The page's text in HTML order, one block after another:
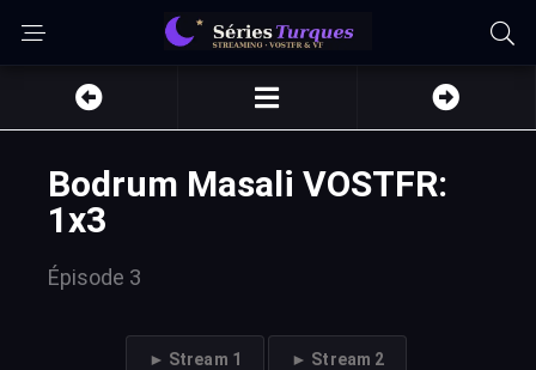
Bodrum Masali VOSTFR:
1x3
Épisode 3
► Stream 1 ► Stream 2